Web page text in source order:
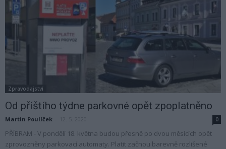
Zpravodajství
Od příštího týdne parkovné opět zpoplatněno
Martin Poulíček 0
PŘÍBRAM - V pondělí 18. května budou přesně po dvou měsících opět
zprovozněny parkovací automaty. Platit začnou barevně rozlišené